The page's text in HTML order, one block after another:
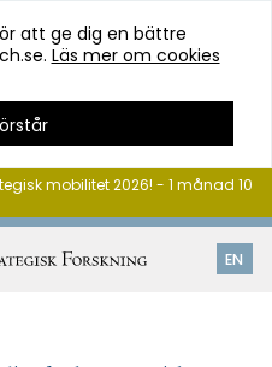
att ge dig en bättre
Läs mer om cookies
EN
mobilitet 2026! - 1 månad 10